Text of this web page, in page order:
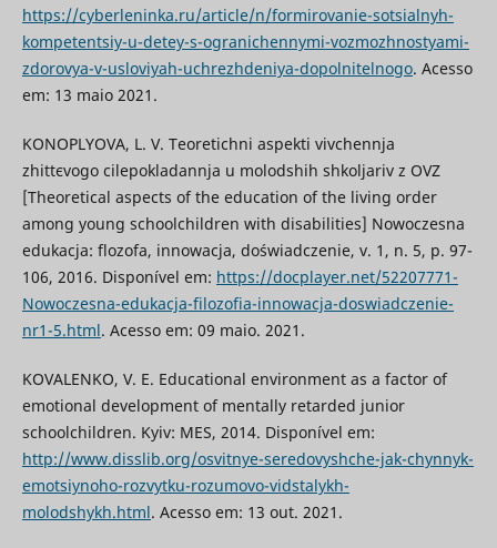
https://cyberleninka.ru/article/n/formirovanie-sotsialnyh-
kompetentsiy-u-detey-s-ogranichennymi-vozmozhnostyami-
zdorovya-v-usloviyah-uchrezhdeniya-dopolnitelnogo. Acesso
em: 13 maio 2021.
KONOPLYOVA, L. V. Teoretichnі aspekti vivchennja
zhittєvogo cіlepokladannja u molodshih shkoljarіv z OVZ
[Theoretical aspects of the education of the living order
among young schoolchildren with disabilities] Nowoczesna
edukacja: flozofa, innowacja, doświadczenie, v. 1, n. 5, p. 97-
106, 2016. Disponível em: https://docplayer.net/52207771-
Nowoczesna-edukacja-filozofia-innowacja-doswiadczenie-
nr1-5.html. Acesso em: 09 maio. 2021.
KOVALENKO, V. E. Educational environment as a factor of
emotional development of mentally retarded junior
schoolchildren. Kyiv: MES, 2014. Disponível em:
http://www.disslib.org/osvitnye-seredovyshche-jak-chynnyk-
emotsiynoho-rozvytku-rozumovo-vidstalykh-
molodshykh.html. Acesso em: 13 out. 2021.